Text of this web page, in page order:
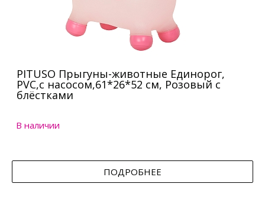
PITUSO Прыгуны-животные Единорог,
PVC,с насосом,61*26*52 см, Розовый с
блёстками
В наличии
ПОДРОБНЕЕ